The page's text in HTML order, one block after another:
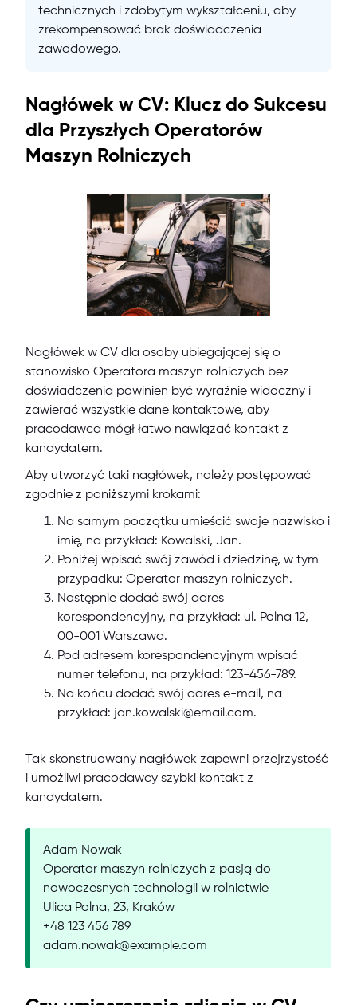
technicznych i zdobytym wykształceniu, aby
zrekompensować brak doświadczenia
zawodowego.
Nagłówek w CV: Klucz do Sukcesu
dla Przyszłych Operatorów
Maszyn Rolniczych
Nagłówek w CV dla osoby ubiegającej się o
stanowisko Operatora maszyn rolniczych bez
doświadczenia powinien być wyraźnie widoczny i
zawierać wszystkie dane kontaktowe, aby
pracodawca mógł łatwo nawiązać kontakt z
kandydatem.
Aby utworzyć taki nagłówek, należy postępować
zgodnie z poniższymi krokami:
Na samym początku umieścić swoje nazwisko i
imię, na przykład: Kowalski, Jan.
Poniżej wpisać swój zawód i dziedzinę, w tym
przypadku: Operator maszyn rolniczych.
Następnie dodać swój adres
korespondencyjny, na przykład: ul. Polna 12,
00-001 Warszawa.
Pod adresem korespondencyjnym wpisać
numer telefonu, na przykład: 123-456-789.
Na końcu dodać swój adres e-mail, na
przykład: jan.kowalski@email.com.
Tak skonstruowany nagłówek zapewni przejrzystość
i umożliwi pracodawcy szybki kontakt z
kandydatem.
Adam Nowak
Operator maszyn rolniczych z pasją do
nowoczesnych technologii w rolnictwie
Ulica Polna, 23, Kraków
+48 123 456 789
adam.nowak@example.com